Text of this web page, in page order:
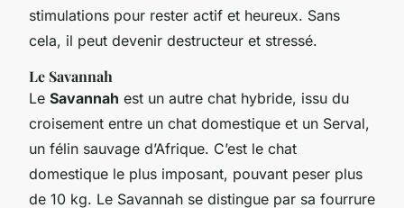
stimulations pour rester actif et heureux. Sans
cela, il peut devenir destructeur et stressé.
Le Savannah
Le Savannah est un autre chat hybride, issu du
croisement entre un chat domestique et un Serval,
un félin sauvage d’Afrique. C’est le chat
domestique le plus imposant, pouvant peser plus
de 10 kg. Le Savannah se distingue par sa fourrure